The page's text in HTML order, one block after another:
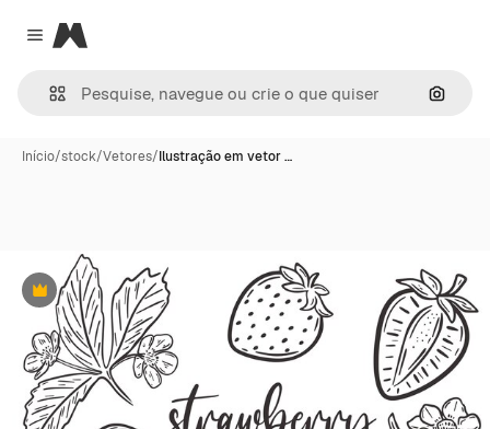
Close menu
Magnific
Início/stock/Vetores/Ilustração em vetor …
Premium